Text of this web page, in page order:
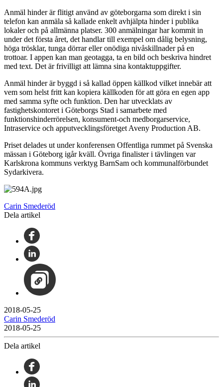
Anmäl hinder är flitigt använd av göteborgarna som direkt i sin
telefon kan anmäla så kallade enkelt avhjälpta hinder i publika
lokaler och på allmänna platser. 300 anmälningar har kommit in
under det första året, det handlar till exempel om dålig belysning,
höga trösklar, tunga dörrar eller onödiga nivåskillnader på en
trottoar. I appen kan man geotagga, ta en bild och beskriva hindret
med text. Det är frivilligt att lämna sina kontaktuppgifter.
Anmäl hinder är byggd i så kallad öppen källkod vilket innebär att
vem som helst fritt kan kopiera källkoden för att göra en egen app
med samma syfte och funktion. Den har utvecklats av
fastighetskontoret i Göteborgs Stad i samarbete med
funktionshinderrörelsen, konsument-och medborgarservice,
Intraservice och apputvecklingsföretget Aveny Production AB.
Priset delades ut under konferensen Offentliga rummet på Svenska
mässan i Göteborg igår kväll. Övriga finalister i tävlingen var
Karlskrona kommuns verktyg BarnSam och kommunalförbundet
Sydarkivera.
Carin Smederöd
Dela artikel
2018-05-25
Carin Smederöd
2018-05-25
Dela artikel